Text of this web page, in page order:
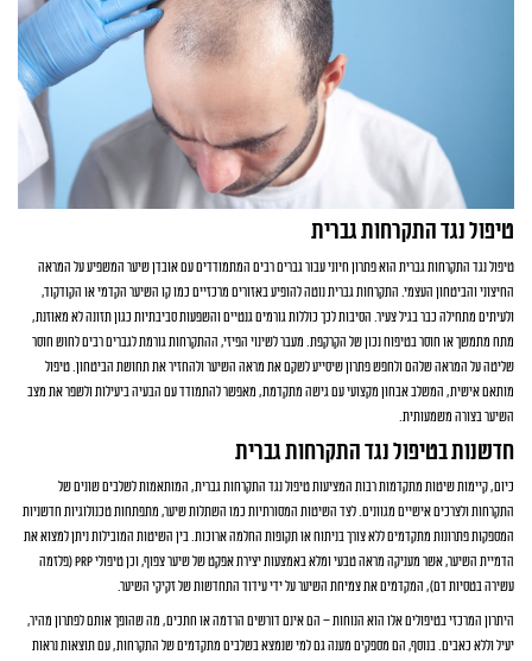
טיפול נגד התקרחות גברית
טיפול נגד התקרחות גברית הוא פתרון חיוני עבור גברים רבים המתמודדים עם אובדן שיער המשפיע על המראה
החיצוני והביטחון העצמי. התקרחות גברית נוטה להופיע באזורים מרכזיים כמו קו השיער הקדמי או הקודקוד,
ולעיתים מתחילה כבר בגיל צעיר. הסיבות לכך כוללות גורמים גנטיים והשפעות סביבתיות כגון תזונה לא מאוזנת,
מתח מתמשך או חוסר בטיפוח נכון של הקרקפת. מעבר לשינוי הפיזי, ההתקרחות גורמת לגברים רבים לחוש חוסר
שליטה על המראה שלהם ולחפש פתרון שיסייע לשקם את מראה השיער ולהחזיר את תחושת הביטחון. טיפול
מותאם אישית, המשלב אבחון מקצועי עם גישה מתקדמת, מאפשר להתמודד עם הבעיה ביעילות ולשפר את מצב
השיער בצורה משמעותית.
חדשנות בטיפול נגד התקרחות גברית
כיום, קיימות שיטות מתקדמות רבות המציעות טיפול נגד התקרחות גברית, המותאמות לשלבים שונים של
התקרחות ולצרכים אישיים מגוונים. לצד השיטות המסורתיות כמו השתלות שיער, מתפתחות טכנולוגיות חדשניות
המספקות פתרונות מתקדמים ללא צורך בניתוח או תקופות החלמה ארוכות. בין השיטות המובילות ניתן למצוא את
הדמיית השיער, אשר מעניקה מראה טבעי ומלא באמצעות יצירת אפקט של שיער צפוף, וכן טיפולי PRP (פלזמה
עשירה בטסיות דם), המקדמים את צמיחת השיער על ידי עידוד התחדשות של זקיקי השיער.
היתרון המרכזי בטיפולים אלו הוא הנוחות – הם אינם דורשים הרדמה או חתכים, מה שהופך אותם לפתרון מהיר,
יעיל וללא כאבים. בנוסף, הם מספקים מענה גם למי שנמצא בשלבים מתקדמים של התקרחות, עם תוצאות נראות